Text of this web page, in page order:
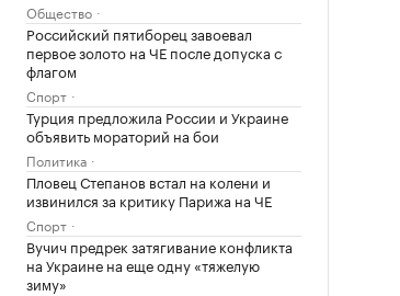
Общество
Российский пятиборец завоевал
первое золото на ЧЕ после допуска с
флагом
Спорт
Турция предложила России и Украине
объявить мораторий на бои
Политика
Пловец Степанов встал на колени и
извинился за критику Парижа на ЧЕ
Спорт
Вучич предрек затягивание конфликта
на Украине на еще одну «тяжелую
зиму»